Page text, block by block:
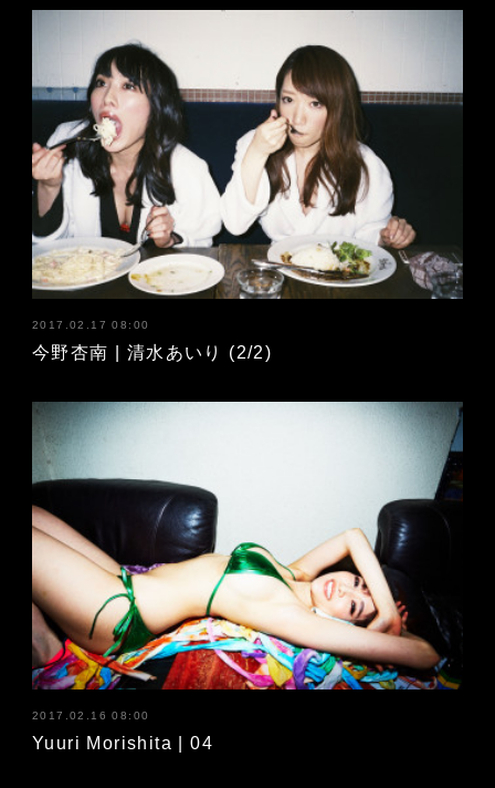
2017.02.17 08:00
今野杏南 | 清水あいり (2/2)
2017.02.16 08:00
Yuuri Morishita | 04